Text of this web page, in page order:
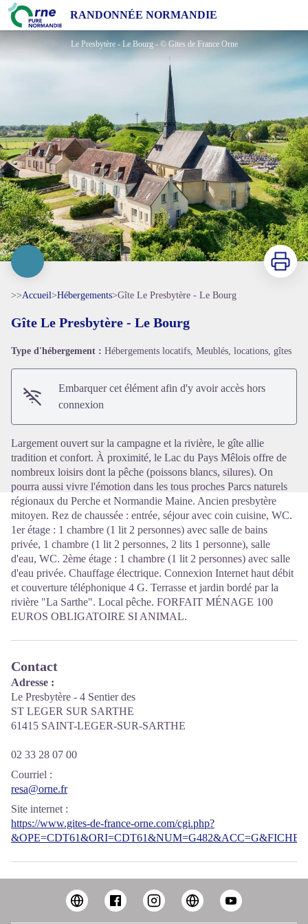
RANDONNÉE NORMANDIE
Gîte Le Presbytère - Le Bourg
Le Presbytère - Le Bourg - © Gites de France Orne
Voir l'image en plein écran
Imprimer
>>Accueil>Hébergements>Gîte Le Presbytère - Le Bourg
Gîte Le Presbytère - Le Bourg
Type d'hébergement : Hébergements locatifs, Meublés, locations, gîtes
Embarquer cet élément afin d'y avoir accès hors
connexion
Largement ouvert sur la campagne et la rivière, le gîte allie
tradition et confort. À proximité, le Lac du Pays Mêlois offre de
nombreux loisirs dont la pêche (poissons blancs, silures). On
pourra aussi vivre l'émotion dans les tous proches Parcs naturels
régionaux du Perche et Normandie Maine. Ancien presbytère
mitoyen. Rez de chaussée : entrée, séjour avec coin cuisine, WC.
1er étage : 1 chambre (1 lit 2 personnes) avec salle de bains
privée, 1 chambre (1 lit 2 personnes, 2 lits 1 personne), salle
d'eau, WC. 2ème étage : 1 chambre (1 lit 2 personnes) avec salle
d'eau privée. Chauffage électrique. Connexion Internet haut débit
et couverture téléphonique 4 G. Terrasse et jardin bordé par la
rivière "La Sarthe". Local pêche. FORFAIT MÉNAGE 100
EUROS OBLIGATOIRE SI ANIMAL.
Contact
Adresse :
Le Presbytère - 4 Sentier des
ST LEGER SUR SARTHE
61415 SAINT-LEGER-SUR-SARTHE
02 33 28 07 00
Courriel :
resa@orne.fr
Site internet :
https://www.gites-de-france-orne.com/cgi.php?